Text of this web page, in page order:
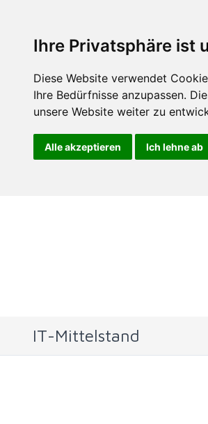
Ihre Privatsphäre ist
Diese Website verwendet
Ihre Bedürfnisse anzupassen.
unsere Website weiter zu
Alle akzeptieren Ich lehne ab
+49 7131-8986990
AI IT-
IT-Mittelstand